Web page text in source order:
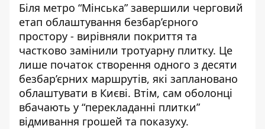
Біля метро “Мінська” завершили черговий
етап облаштування безбар’єрного
простору - вирівняли покриття та
частково замінили тротуарну плитку. Це
лише початок створення одного з десяти
безбар’єрних маршрутів, які заплановано
облаштувати в Києві. Втім, сам оболонці
вбачають у “перекладанні плитки”
відмивання грошей та показуху.